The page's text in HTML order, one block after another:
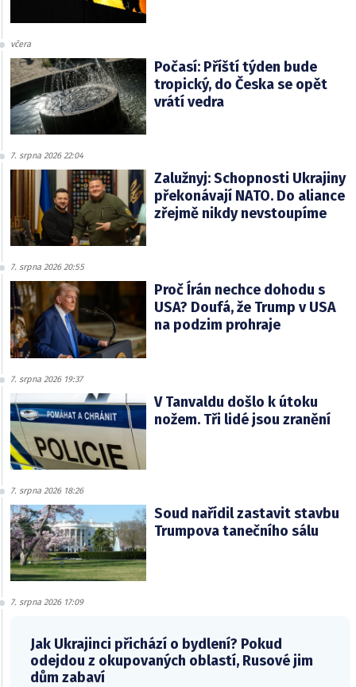
včera
Počasí: Příští týden bude
tropický, do Česka se opět
vrátí vedra
7. srpna 2026 22:04
Zalužnyj: Schopnosti Ukrajiny
překonávají NATO. Do aliance
zřejmě nikdy nevstoupíme
7. srpna 2026 20:55
Proč Írán nechce dohodu s
USA? Doufá, že Trump v USA
na podzim prohraje
7. srpna 2026 19:37
V Tanvaldu došlo k útoku
nožem. Tři lidé jsou zranění
7. srpna 2026 18:26
Soud nařídil zastavit stavbu
Trumpova tanečního sálu
7. srpna 2026 17:09
Jak Ukrajinci přichází o bydlení? Pokud
odejdou z okupovaných oblastí, Rusové jim
dům zabaví